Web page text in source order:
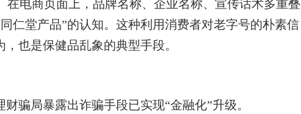
在电商页面上，品牌名称、企业名称、宣传话术多重叠
仁堂产品”的认知。这种利用消费者对老字号的朴素信
也是保健品乱象的典型手段。
局暴露出诈骗手段已实现“金融化”升级。